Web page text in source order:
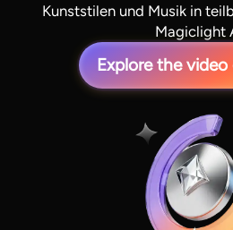
Kunststilen und Musik in
Magiclight
Explore the